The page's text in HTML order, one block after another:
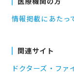
情報掲載にあたっ
関連サイト
ドクターズ・ファ